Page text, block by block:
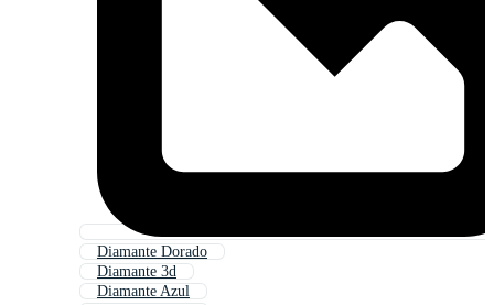
Diamante Dorado
Diamante 3d
Diamante Azul